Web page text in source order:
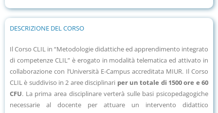
DESCRIZIONE DEL CORSO
Il Corso CLIL in “Metodologie didattiche ed apprendimento integrato
di competenze CLIL” è erogato in modalità telematica ed attivato in
collaborazione con l’Università E-Campus accreditata MIUR. Il Corso
CLIL è suddiviso in 2 aree disciplinari per un totale di 1500 ore e 60
CFU. La prima area disciplinare verterà sulle basi psicopedagogiche
necessarie al docente per attuare un intervento didattico